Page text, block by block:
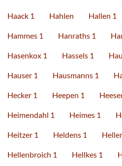
Haack 1 Hahlen Hallen 1
Hammes 1 Hanraths 1
Hasenkox 1 Hassels 1
Hauser 1 Hausmanns 1
Hecker 1 Heepen 1
Heimendahl 1 Heimes 1
Heitzer 1 Heldens 1
Hellenbroich 1 Hellkes 1